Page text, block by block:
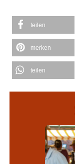
teilen
merken
teilen